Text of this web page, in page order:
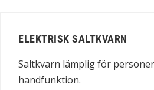
ELEKTRISK SALTKVARN
Saltkvarn lämplig för
handfunktion.